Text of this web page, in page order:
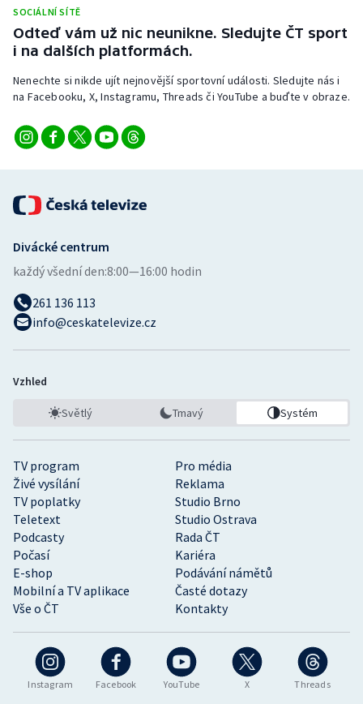
Parasport
Plavání
Rychlobruslení
Short track
Sportovní střelba
Stolní tenis
Vodní slalom
Volejbal
Ostatní
SOCIÁLNÍ SÍTĚ
Odteď vám už nic neunikne. Sledujte ČT sport
i na dalších platformách.
Nenechte si nikde ujít nejnovější sportovní události. Sledujte nás i
na Facebooku, X, Instagramu, Threads či YouTube a buďte v obraze.
Instagram Facebook YouTube X Threads
TV program
Pro média
Živé vysílání
Reklama
TV poplatky
Studio Brno
Teletext
Studio Ostrava
Podcasty
Rada ČT
Počasí
Kariéra
E-shop
Podávání námětů
Mobilní a TV aplikace
Časté dotazy
Vše o ČT
Kontakty
Divácké centrum
každý všední den:8:00—16:00 hodin
261 136 113
info@ceskatelevize.cz
Vzhled
Světlý Tmavý Systém